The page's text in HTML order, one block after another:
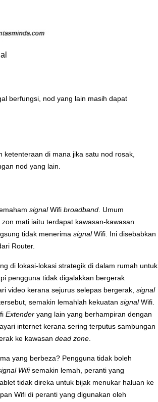
berfungsi, nod yang lain masih dapat
di mana jika satu nod rosak,
nod yang lain.
signalWifi broadband . Umum
zon mati iaitu terdapat kawasan-kawasan
tidak menerima signalWifi. Ini disebabkan
Router.
di lokasi-lokasi strategik di dalam rumah untuk
pengguna tidak digalakkan bergerak
video kerana sejurus selepas bergerak, signal
semakin lemahlah kekuatan signalWifi.
Extender yang lain yang berhampiran dengan
internet kerana sering terputus sambungan
ke kawasan dead zone
yang berbeza? Pengguna tidak boleh
Wifisemakin lemah, peranti yang
tidak direka untuk bijak menukar haluan ke
Wifi di peranti yang digunakan oleh